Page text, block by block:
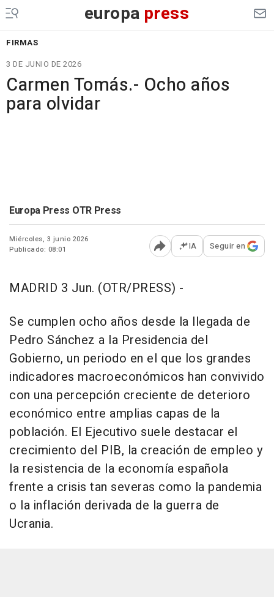
europa press
FIRMAS
3 DE JUNIO DE 2026
Carmen Tomás.- Ocho años
para olvidar
Europa Press OTR Press
Miércoles, 3 junio 2026
Publicado: 08:01
Abrir opciones para
IA Seguir en
MADRID 3 Jun. (OTR/PRESS) -
Se cumplen ocho años desde la llegada de
Pedro Sánchez a la Presidencia del
Gobierno, un periodo en el que los grandes
indicadores macroeconómicos han convivido
con una percepción creciente de deterioro
económico entre amplias capas de la
población. El Ejecutivo suele destacar el
crecimiento del PIB, la creación de empleo y
la resistencia de la economía española
frente a crisis tan severas como la pandemia
o la inflación derivada de la guerra de
Ucrania.